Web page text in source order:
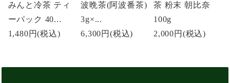
みんと冷茶 ティ
ーパック 40...
1,480円(税込)
波晩茶(阿波番茶)
3g×...
6,300円(税込)
茶 粉末 朝比奈
100g
2,000円 (税込)